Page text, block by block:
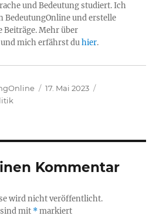
und Bedeutung studiert. Ich
BedeutungOnline und erstelle
Beiträge. Mehr über
und mich erfährst duhier.
Veröffentlicht
17. Mai 2023
Kommentar
wird nicht veröffentlicht.
mit *markiert